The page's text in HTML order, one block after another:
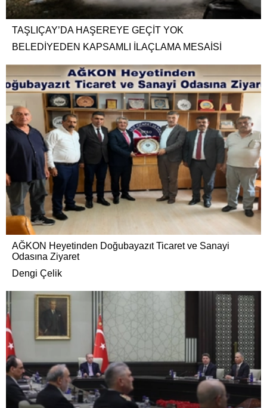
TAŞLIÇAY’DA HAŞEREYE GEÇİT YOK
BELEDİYEDEN KAPSAMLI İLAÇLAMA MESAİSİ
AĞKON Heyetinden Doğubayazıt Ticaret ve Sanayi
Odasına Ziyaret
Dengi Çelik